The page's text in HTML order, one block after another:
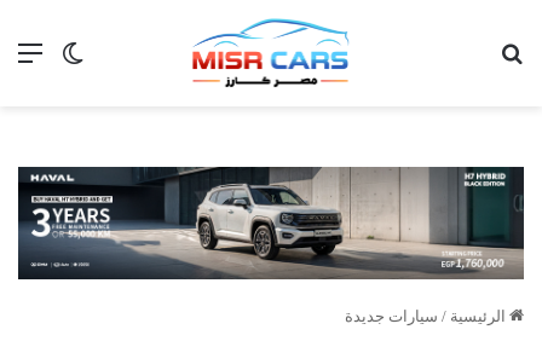
الوضع
الرئيسية / سيارات جديدة